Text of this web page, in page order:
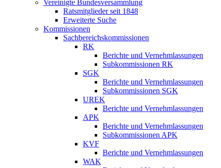
Vereinigte Bundesversammlung
Ratsmitglieder seit 1848
Erweiterte Suche
Kommissionen
Sachbereichskommissionen
RK
Berichte und Vernehmlassungen
Subkommissionen RK
SGK
Berichte und Vernehmlassungen
Subkommissionen SGK
UREK
Berichte und Vernehmlassungen
APK
Berichte und Vernehmlassungen
Subkommissionen APK
KVF
Berichte und Vernehmlassungen
WAK